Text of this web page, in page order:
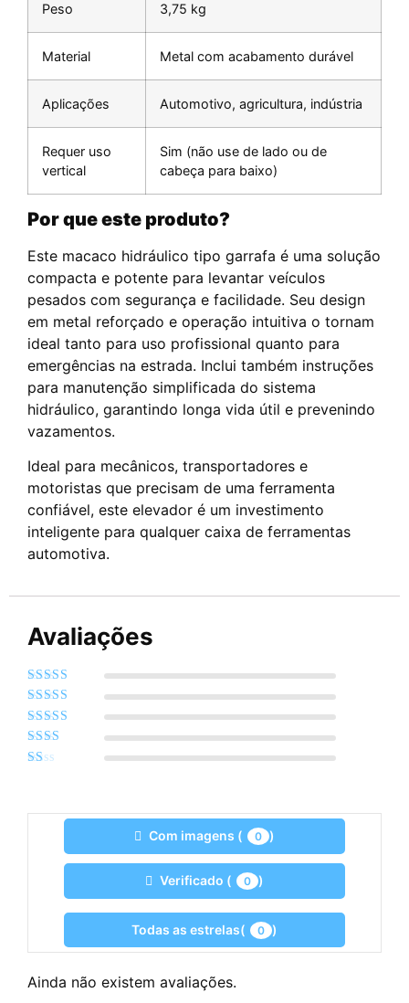
Peso 3,75 kg
Material Metal com acabamento durável
Aplicações Automotivo, agricultura, indústria
Requer uso
vertical
Sim (não use de lado ou de
cabeça para baixo)
Por que este produto?
Este macaco hidráulico tipo garrafa é uma solução
compacta e potente para levantar veículos
pesados com segurança e facilidade. Seu design
em metal reforçado e operação intuitiva o tornam
ideal tanto para uso profissional quanto para
emergências na estrada. Inclui também instruções
para manutenção simplificada do sistema
hidráulico, garantindo longa vida útil e prevenindo
vazamentos.
Ideal para mecânicos, transportadores e
motoristas que precisam de uma ferramenta
confiável, este elevador é um investimento
inteligente para qualquer caixa de ferramentas
automotiva.
Avaliações
Avaliação
Avaliação
Avaliação
Avaliação
5
Com imagens ( 0 )
Verificado ( 0 )
Todas as estrelas( 0 )
Ainda não existem avaliações.